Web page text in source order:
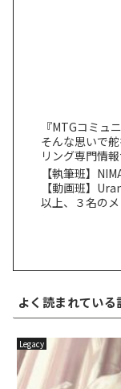
『MTGコミュ
そんな思いで
リング専門情報
【執筆班】
【動画班】
以上、３名のメ
よく読まれている
Legacy